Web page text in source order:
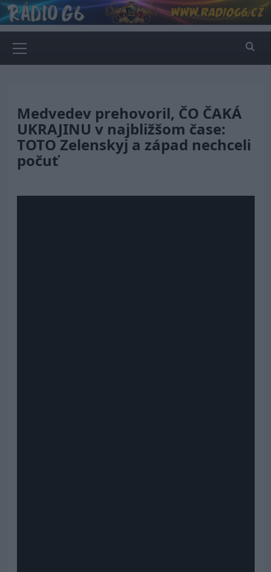
Skip
to
content
Menu
Medvedev prehovoril, ČO ČAKÁ
UKRAJINU v najbližšom čase:
TOTO Zelenskyj a západ nechceli
počuť